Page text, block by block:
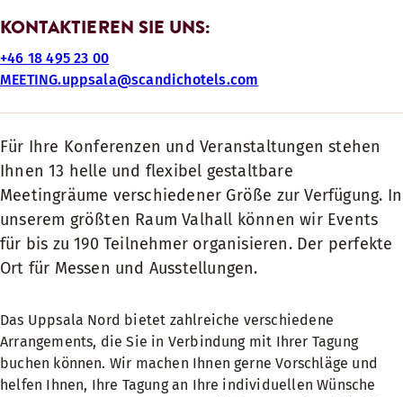
KONTAKTIEREN SIE UNS:
+46 18 495 23 00
MEETING.uppsala@scandichotels.com
Für Ihre Konferenzen und Veranstaltungen stehen
Ihnen 13 helle und flexibel gestaltbare
Meetingräume verschiedener Größe zur Verfügung. In
unserem größten Raum Valhall können wir Events
für bis zu 190 Teilnehmer organisieren. Der perfekte
Ort für Messen und Ausstellungen.
Das Uppsala Nord bietet zahlreiche verschiedene
Arrangements, die Sie in Verbindung mit Ihrer Tagung
buchen können. Wir machen Ihnen gerne Vorschläge und
helfen Ihnen, Ihre Tagung an Ihre individuellen Wünsche